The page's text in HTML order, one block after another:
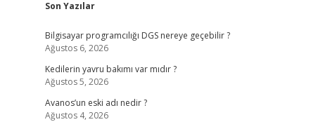
Sidebar
Son Yazılar
Bilgisayar programcılığı DGS nereye geçebilir ?
Ağustos 6, 2026
Kedilerin yavru bakımı var mıdır ?
Ağustos 5, 2026
Avanos’un eski adı nedir ?
Ağustos 4, 2026